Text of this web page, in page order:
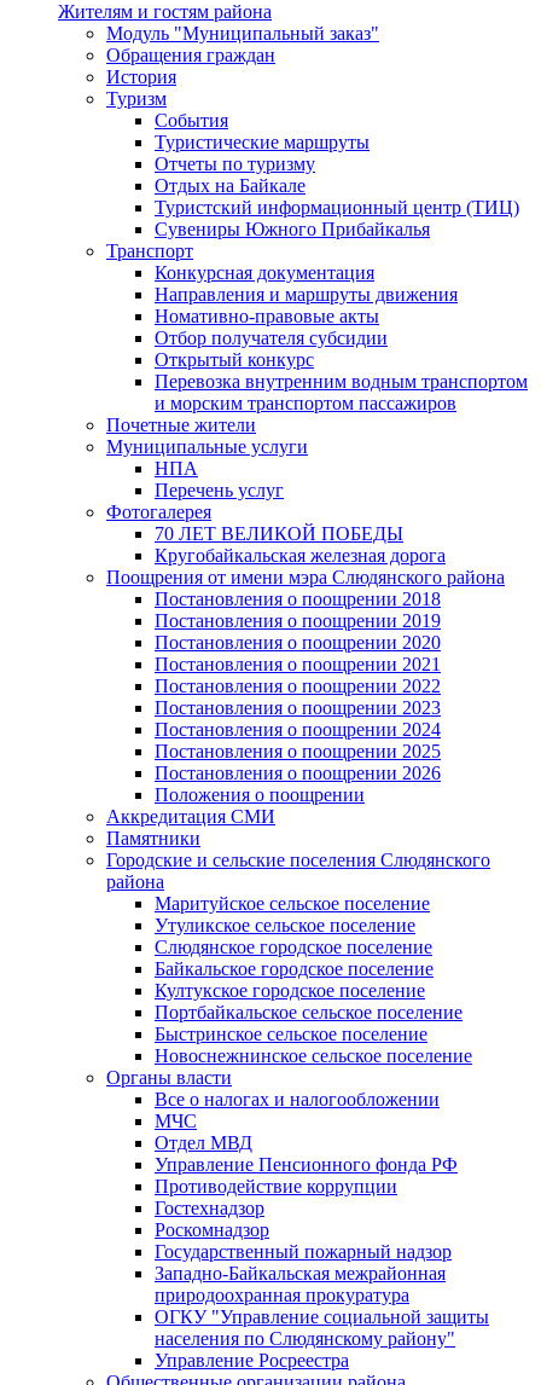
Жителям и гостям района
Модуль "Муниципальный заказ"
Обращения граждан
История
Туризм
События
Туристические маршруты
Отчеты по туризму
Отдых на Байкале
Туристский информационный центр (ТИЦ)
Сувениры Южного Прибайкалья
Транспорт
Конкурсная документация
Направления и маршруты движения
Номативно-правовые акты
Отбор получателя субсидии
Открытый конкурс
Перевозка внутренним водным транспортом
и морским транспортом пассажиров
Почетные жители
Муниципальные услуги
НПА
Перечень услуг
Фотогалерея
70 ЛЕТ ВЕЛИКОЙ ПОБЕДЫ
Кругобайкальская железная дорога
Поощрения от имени мэра Слюдянского района
Постановления о поощрении 2018
Постановления о поощрении 2019
Постановления о поощрении 2020
Постановления о поощрении 2021
Постановления о поощрении 2022
Постановления о поощрении 2023
Постановления о поощрении 2024
Постановления о поощрении 2025
Постановления о поощрении 2026
Положения о поощрении
Аккредитация СМИ
Памятники
Городские и сельские поселения Слюдянского
района
Маритуйское сельское поселение
Утуликское сельское поселение
Слюдянское городское поселение
Байкальское городское поселение
Култукское городское поселение
Портбайкальское сельское поселение
Быстринское сельское поселение
Новоснежнинское сельское поселение
Органы власти
Все о налогах и налогообложении
МЧС
Отдел МВД
Управление Пенсионного фонда РФ
Противодействие коррупции
Гостехнадзор
Роскомнадзор
Государственный пожарный надзор
Западно-Байкальская межрайонная
природоохранная прокуратура
ОГКУ "Управление социальной защиты
населения по Слюдянскому району"
Управление Росреестра